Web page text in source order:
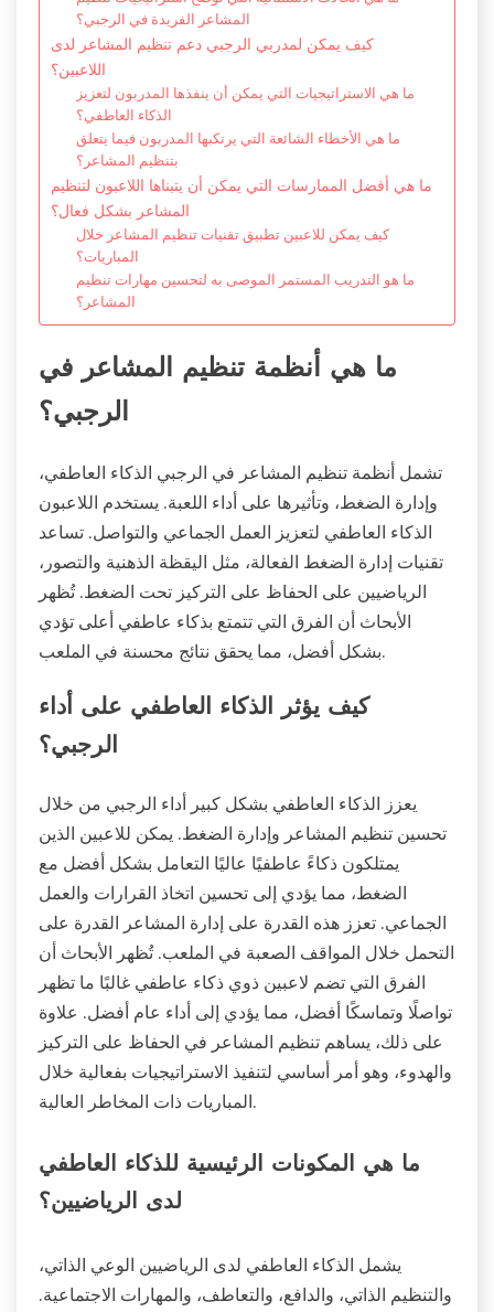
المشاعر الفريدة في الرجبي؟
كيف يمكن لمدربي الرجبي دعم تنظيم المشاعر لدى
اللاعبين؟
ما هي الاستراتيجيات التي يمكن أن ينفذها المدربون لتعزيز
الذكاء العاطفي؟
ما هي الأخطاء الشائعة التي يرتكبها المدربون فيما يتعلق
بتنظيم المشاعر؟
ما هي أفضل الممارسات التي يمكن أن يتبناها اللاعبون لتنظيم
المشاعر بشكل فعال؟
كيف يمكن للاعبين تطبيق تقنيات تنظيم المشاعر خلال
المباريات؟
ما هو التدريب المستمر الموصى به لتحسين مهارات تنظيم
المشاعر؟
ما هي أنظمة تنظيم المشاعر في
الرجبي؟
تشمل أنظمة تنظيم المشاعر في الرجبي الذكاء العاطفي،
وإدارة الضغط، وتأثيرها على أداء اللعبة. يستخدم اللاعبون
الذكاء العاطفي لتعزيز العمل الجماعي والتواصل. تساعد
تقنيات إدارة الضغط الفعالة، مثل اليقظة الذهنية والتصور،
الرياضيين على الحفاظ على التركيز تحت الضغط. تُظهر
الأبحاث أن الفرق التي تتمتع بذكاء عاطفي أعلى تؤدي
بشكل أفضل، مما يحقق نتائج محسنة في الملعب.
كيف يؤثر الذكاء العاطفي على أداء
الرجبي؟
يعزز الذكاء العاطفي بشكل كبير أداء الرجبي من خلال
تحسين تنظيم المشاعر وإدارة الضغط. يمكن للاعبين الذين
يمتلكون ذكاءً عاطفيًا عاليًا التعامل بشكل أفضل مع
الضغط، مما يؤدي إلى تحسين اتخاذ القرارات والعمل
الجماعي. تعزز هذه القدرة على إدارة المشاعر القدرة على
التحمل خلال المواقف الصعبة في الملعب. تُظهر الأبحاث أن
الفرق التي تضم لاعبين ذوي ذكاء عاطفي غالبًا ما تظهر
تواصلًا وتماسكًا أفضل، مما يؤدي إلى أداء عام أفضل. علاوة
على ذلك، يساهم تنظيم المشاعر في الحفاظ على التركيز
والهدوء، وهو أمر أساسي لتنفيذ الاستراتيجيات بفعالية خلال
المباريات ذات المخاطر العالية.
ما هي المكونات الرئيسية للذكاء العاطفي
لدى الرياضيين؟
يشمل الذكاء العاطفي لدى الرياضيين الوعي الذاتي،
والتنظيم الذاتي، والدافع، والتعاطف، والمهارات الاجتماعية.